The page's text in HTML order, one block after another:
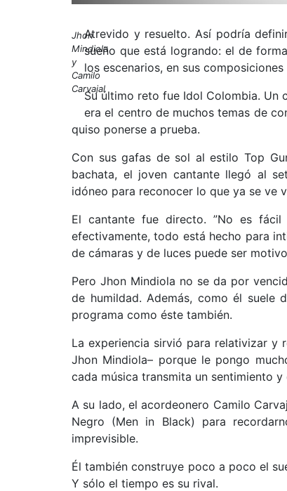
Jhon
Mindiola
y
Camilo
Carvajal
Atrevido y resuelto. Así podría
sueño que está logrando: el de
los escenarios, en sus
Su último reto fue Idol Colombia. Un
era el centro de muchos temas de
quiso ponerse a prueba.
Con sus gafas de sol al estilo Top
bachata, el joven cantante llegó al
idóneo para reconocer lo que ya se ve
El cantante fue directo. ”No es
efectivamente, todo está hecho para
de cámaras y de luces puede ser
Pero Jhon Mindiola no se da por
de humildad. Además, como él suele
programa como éste también.
La experiencia sirvió para relativizar y
Jhon Mindiola– porque le pongo
cada música transmita un sentimiento
A su lado, el acordeonero Camilo
Negro (Men in Black) para
imprevisible.
Él también construye poco a poco el
Y sólo el tiempo es su rival.